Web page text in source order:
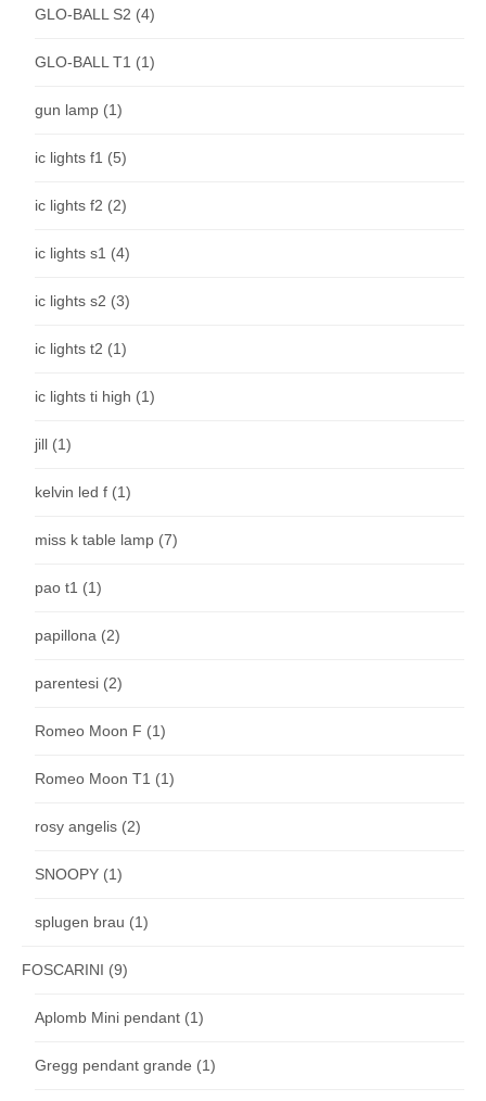
GLO-BALL S2 (4)
GLO-BALL T1 (1)
gun lamp (1)
ic lights f1 (5)
ic lights f2 (2)
ic lights s1 (4)
ic lights s2 (3)
ic lights t2 (1)
ic lights ti high (1)
jill (1)
kelvin led f (1)
miss k table lamp (7)
pao t1 (1)
papillona (2)
parentesi (2)
Romeo Moon F (1)
Romeo Moon T1 (1)
rosy angelis (2)
SNOOPY (1)
splugen brau (1)
FOSCARINI (9)
Aplomb Mini pendant (1)
Gregg pendant grande (1)